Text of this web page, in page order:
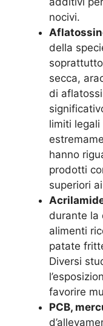
nocivi.
della
soprattutto
secca,
di
limiti
hanno
prodotti
superiori
durante la
alimenti
patate
Diversi
favorire
PCB,